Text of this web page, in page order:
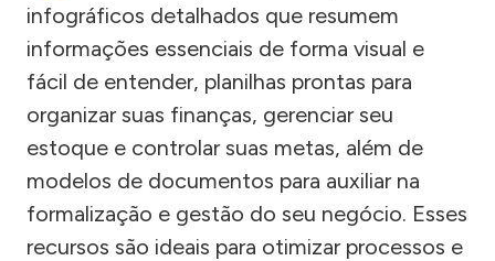
infográficos detalhados que resumem
informações essenciais de forma visual e
fácil de entender, planilhas prontas para
organizar suas finanças, gerenciar seu
estoque e controlar suas metas, além de
modelos de documentos para auxiliar na
formalização e gestão do seu negócio. Esses
recursos são ideais para otimizar processos e